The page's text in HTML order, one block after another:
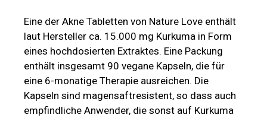
Eine der Akne Tabletten von Nature Love enthält
laut Hersteller ca. 15.000 mg Kurkuma in Form
eines hochdosierten Extraktes. Eine Packung
enthält insgesamt 90 vegane Kapseln, die für
eine 6-monatige Therapie ausreichen. Die
Kapseln sind magensaftresistent, so dass auch
empfindliche Anwender, die sonst auf Kurkuma